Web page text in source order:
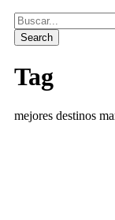
Tag
mejores destinos